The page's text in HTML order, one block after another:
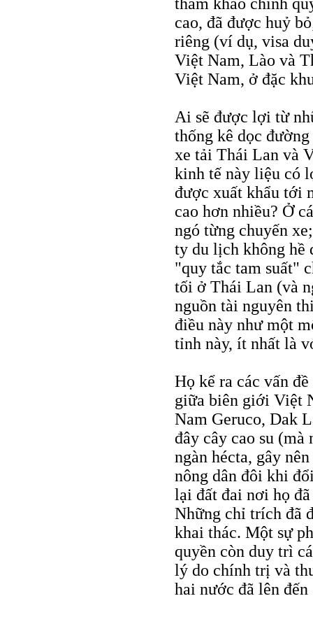
cao, đã được huỷ
riêng (ví dụ, visa
Việt Nam, Lào và
Việt Nam, ở đặc
Ai sẽ được lợi từ
thống kê dọc
xe tải Thái Lan và
kinh tế này liệu có
được xuất khẩu tới
cao hơn nhiều? Ở
ngó từng chuyến
ty du lịch không hề
"quy tắc tam suất"
tối ở Thái Lan (và
nguồn tài nguyên
điều này như một
tỉnh này, ít nhất là
Họ kể ra các vấn
giữa biên giới Việt
Nam Geruco, Dak
đây cây cao su
ngàn hécta, gây
nông dân đôi khi
lại đất đai nơi họ
Những chỉ trích đã
khai thác. Một sự
quyền còn duy trì
lý do chính trị và
hai nước đã lên